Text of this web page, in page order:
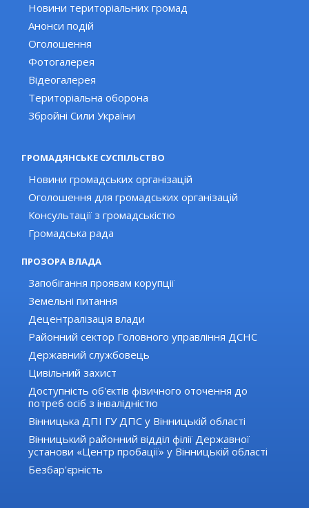
Новини територіальних громад
Анонси подій
Оголошення
Фотогалерея
Відеогалерея
Територіальна оборона
Збройні Сили України
ГРОМАДЯНСЬКЕ СУСПІЛЬСТВО
Новини громадських організацій
Оголошення для громадських організацій
Консультації з громадськістю
Громадська рада
ПРОЗОРА ВЛАДА
Запобігання проявам корупції
Земельні питання
Децентралізація влади
Районний сектор Головного управління ДСНС
Державний службовець
Цивільний захист
Доступність об'єктів фізичного оточення до
потреб осіб з інвалідністю
Вінницька ДПІ ГУ ДПС у Вінницькій області
Вінницький районний відділ філії Державної
установи «Центр пробації» у Вінницькій області
Безбар'єрність